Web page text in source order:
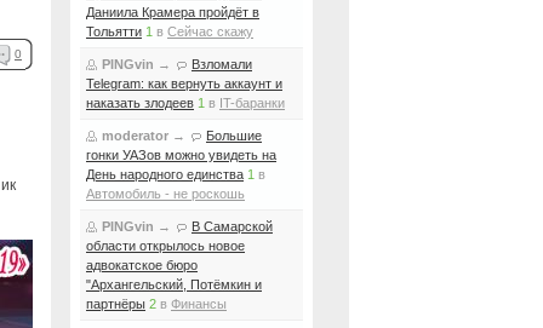
0
Даниила Крамера пройдёт в
Тольятти 1 в Сейчас скажу
PINGvin →
Взломали
Telegram: как вернуть аккаунт и
наказать злодеев 1 в IT-баранки
moderator →
Большие
гонки УАЗов можно увидеть на
День народного единства 1 в
Автомобиль - не роскошь
PINGvin →
В Самарской
области открылось новое
адвокатское бюро
"Архангельский, Потёмкин и
партнёры 2 в Финансы